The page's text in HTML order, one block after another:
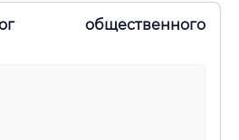
общественного